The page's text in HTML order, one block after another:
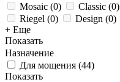
Mosaic (0) Classic (0)
Riegel (0) Design (0)
+ Еще
Показать
Назначение
Для мощения (44)
Показать